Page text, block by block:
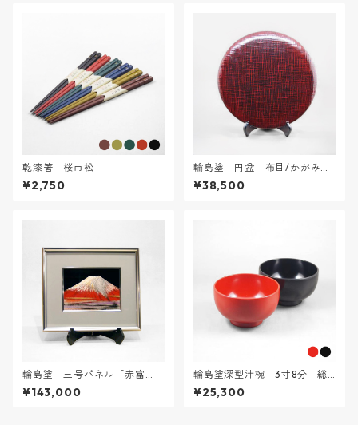
乾漆箸 桜市松
¥2,750
輪島塗 円盆 布目/かがみ
こ 大
¥38,500
輪島塗 三号パネル「赤富
士」沈金
¥143,000
輪島塗深型汁椀 3寸8分 総
塗
¥25,300